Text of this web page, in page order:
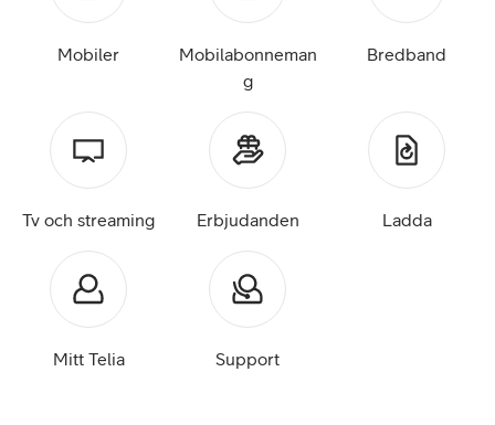
Mobiler
Mobilabonneman
g
Bredband
Tv och streaming Erbjudanden Ladda
Mitt Telia Support